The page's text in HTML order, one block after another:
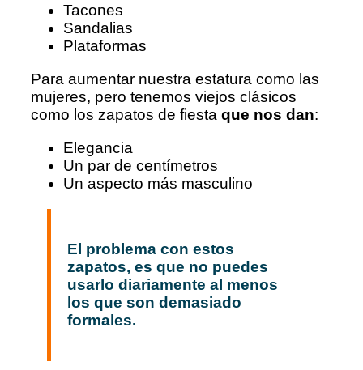
Tacones
Sandalias
Plataformas
Para aumentar nuestra estatura como las
mujeres, pero tenemos viejos clásicos
como los zapatos de fiesta que nos dan:
Elegancia
Un par de centímetros
Un aspecto más masculino
El problema con estos
zapatos, es que no puedes
usarlo diariamente al menos
los que son demasiado
formales.